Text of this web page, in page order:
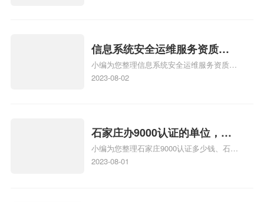
信息系统安全运维服务资质二
级费用，信息系统安全运维服
务资质二级
小编为您整理信息系统安全运维服务资质认
证证书机构有哪些、安全运维服务资质的费
体系认证知识，详情可查看下方正文！
2023-08-02
石家庄办9000认证的单位，石
家庄9000认证的公司
小编为您整理石家庄9000认证多少钱、石家
庄9000认证价格多少钱、石家庄9000认证
2023-08-01